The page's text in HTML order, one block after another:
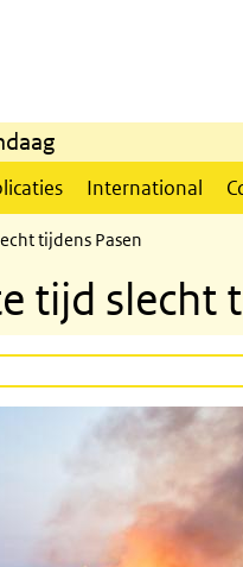
International
tijdens Pasen
tijd slecht